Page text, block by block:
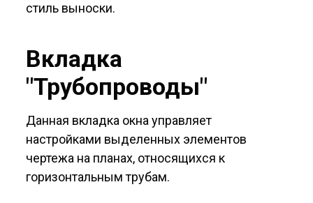
стиль выноски.
Вкладка
"Трубопроводы"
Данная вкладка окна управляет
настройками выделенных элементов
чертежа на планах, относящихся к
горизонтальным трубам.